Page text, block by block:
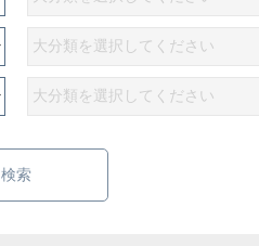
検索